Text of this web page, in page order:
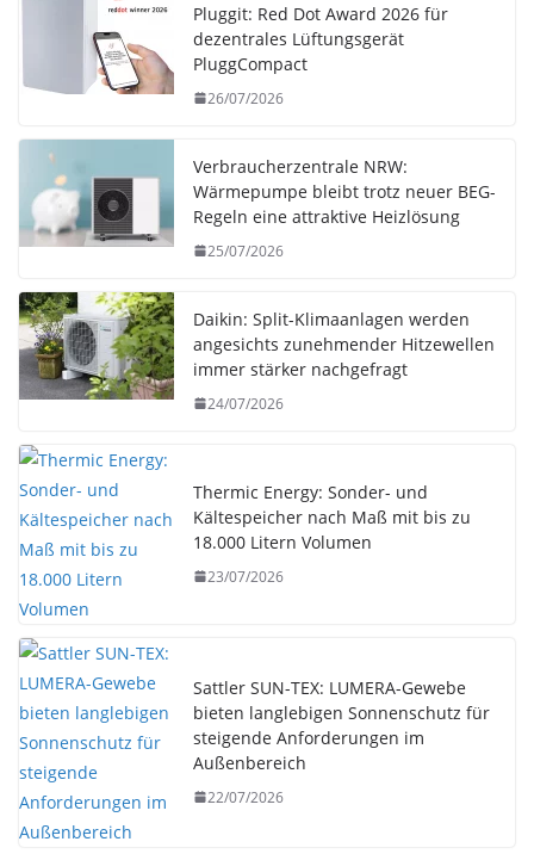
Pluggit: Red Dot Award 2026 für
dezentrales Lüftungsgerät
PluggCompact
26/07/2026
Verbraucherzentrale NRW:
Wärmepumpe bleibt trotz neuer BEG-
Regeln eine attraktive Heizlösung
25/07/2026
Daikin: Split-Klimaanlagen werden
angesichts zunehmender Hitzewellen
immer stärker nachgefragt
24/07/2026
Thermic Energy: Sonder- und
Kältespeicher nach Maß mit bis zu
18.000 Litern Volumen
23/07/2026
Sattler SUN-TEX: LUMERA-Gewebe
bieten langlebigen Sonnenschutz für
steigende Anforderungen im
Außenbereich
22/07/2026